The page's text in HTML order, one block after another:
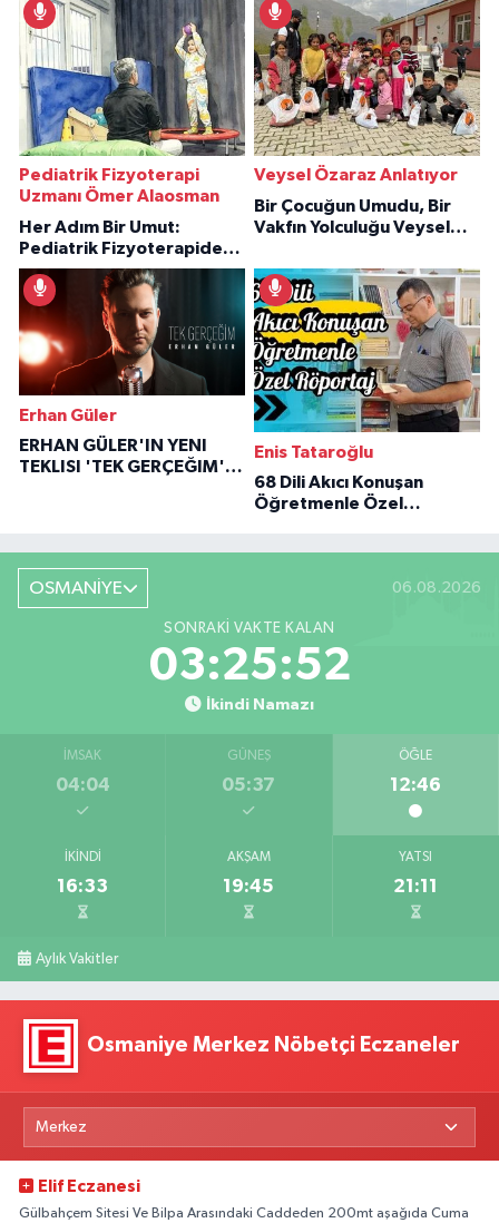
Pediatrik Fizyoterapi
Uzmanı Ömer Alaosman
Her Adım Bir Umut:
Pediatrik Fizyoterapiden
İlham Veren Hikâyeler
Veysel Özaraz Anlatıyor
Bir Çocuğun Umudu, Bir
Vakfın Yolculuğu Veysel
Erhan Güler
ERHAN GÜLER'IN YENI
TEKLISI 'TEK GERÇEĞIM'LE
Enis Tataroğlu
68 Dili Akıcı Konuşan
Öğretmenle Özel
OSMANİYE 06.08.2026
SONRAKI VAKTE KALAN
03:25:51
İkindi Namazı
İMSAK
04:04
GÜNEŞ
05:37
ÖĞLE
12:46
İKINDI
16:33
AKŞAM
19:45
YATSI
21:11
Aylık Vakitler
Osmaniye Merkez Nöbetçi Eczaneler
Elif Eczanesi
Gülbahçem Sitesi Ve Bilpa Arasındaki Caddeden 200mt aşağıda Cuma